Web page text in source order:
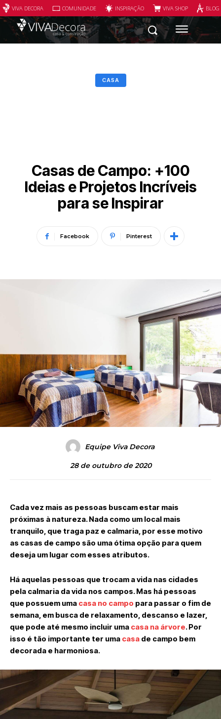
VIVA DECORA COMUNIDADE INSPIRAÇÃO VIVA SHOP
CASA
Casas de Campo: +100
Ideias e Projetos Incríveis
para se Inspirar
Facebook Pinterest
Equipe Viva Decora
28 de outubro de 2020
Cada vez mais as pessoas buscam estar mais
próximas à natureza. Nada como um local mais
tranquilo, que traga paz e calmaria, por esse motivo
as casas de campo são uma ótima opção para quem
deseja um lugar com esses atributos.
Há aquelas pessoas que trocam a vida nas cidades
pela calmaria da vida nos campos. Mas há pessoas
que possuem uma casa no campo para passar o fim de
semana, em busca de relaxamento, descanso e lazer,
que pode até mesmo incluir uma casa na árvore. Por
isso é tão importante ter uma casa de campo bem
decorada e harmoniosa.